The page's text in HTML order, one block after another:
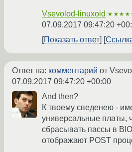
Vsevolod-linuxoid
07.09.2017 09:47:20
Показать ответ
Ответ на: комментарий от
07.09.2017 09:47:20 +00:00
And then?
К твоему сведенею -
универсальные платы,
сбрасывать пассы в
отображают POST